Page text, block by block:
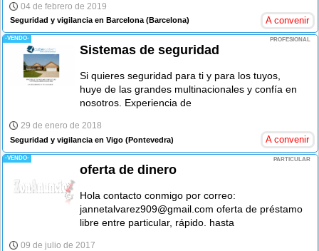
04 de febrero de 2019
Seguridad y vigilancia en Barcelona (Barcelona) A convenir
-VENDO- PROFESIONAL
Sistemas de seguridad
Si quieres seguridad para ti y para los tuyos,
huye de las grandes multinacionales y confía en
nosotros. Experiencia de
29 de enero de 2018
Seguridad y vigilancia en Vigo (Pontevedra) A convenir
-VENDO- PARTICULAR
oferta de dinero
Hola contacto conmigo por correo:
jannetalvarez909@gmail.com oferta de préstamo
libre entre particular, rápido. hasta
09 de julio de 2017